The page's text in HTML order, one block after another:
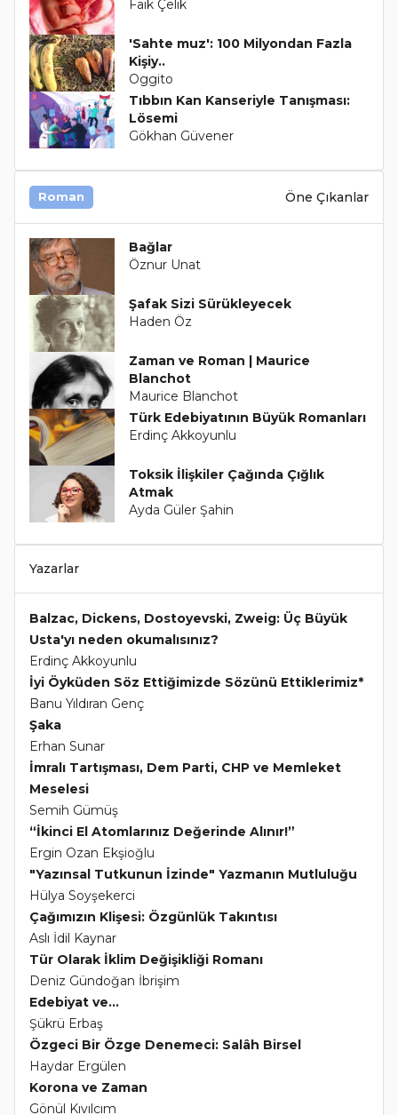
Faik Çelik
'Sahte muz': 100 Milyondan Fazla
Kişiy..
Oggito
Tıbbın Kan Kanseriyle Tanışması:
Lösemi
Gökhan Güvener
Roman Öne Çıkanlar
Bağlar
Öznur Unat
Şafak Sizi Sürükleyecek
Haden Öz
Zaman ve Roman | Maurice
Blanchot
Maurice Blanchot
Türk Edebiyatının Büyük Romanları
Erdinç Akkoyunlu
Toksik İlişkiler Çağında Çığlık
Atmak
Ayda Güler Şahin
Yazarlar
Balzac, Dickens, Dostoyevski, Zweig: Üç Büyük
Usta'yı neden okumalısınız?
Erdinç Akkoyunlu
İyi Öyküden Söz Ettiğimizde Sözünü Ettiklerimiz*
Banu Yıldıran Genç
Şaka
Erhan Sunar
İmralı Tartışması, Dem Parti, CHP ve Memleket
Meselesi
Semih Gümüş
“İkinci El Atomlarınız Değerinde Alınır!”
Ergin Ozan Ekşioğlu
"Yazınsal Tutkunun İzinde" Yazmanın Mutluluğu
Hülya Soyşekerci
Çağımızın Klişesi: Özgünlük Takıntısı
Aslı İdil Kaynar
Tür Olarak İklim Değişikliği Romanı
Deniz Gündoğan İbrişim
Edebiyat ve...
Şükrü Erbaş
Özgeci Bir Özge Denemeci: Salâh Birsel
Haydar Ergülen
Korona ve Zaman
Gönül Kıvılcım